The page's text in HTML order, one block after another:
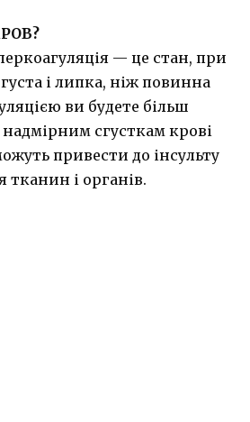
— це стан, при
і липка, ніж повинна
ви будете більш
сгусткам крові
привести до інсульту
і органів.